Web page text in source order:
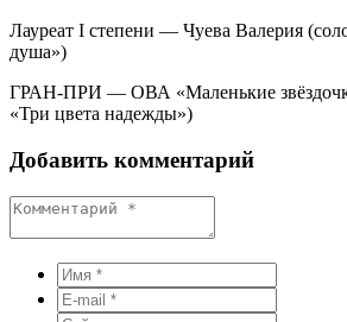
Лауреат I степени — Чуева Валерия
душа»)
ГРАН-ПРИ — ОВА «Маленькие
«Три цвета надежды»)
Добавить комментарий